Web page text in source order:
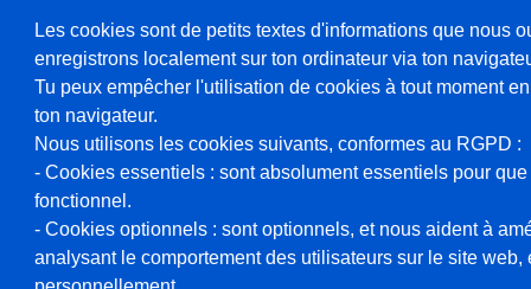
Les cookies sont de petits textes d'informations que nous
enregistrons localement sur ton ordinateur via ton
Tu peux empêcher l'utilisation de cookies à tout moment
ton navigateur.
Nous utilisons les cookies suivants, conformes au RGPD :
- Cookies essentiels : sont absolument essentiels pour
fonctionnel.
- Cookies optionnels : sont optionnels, et nous aident à
analysant le comportement des utilisateurs sur le site web,